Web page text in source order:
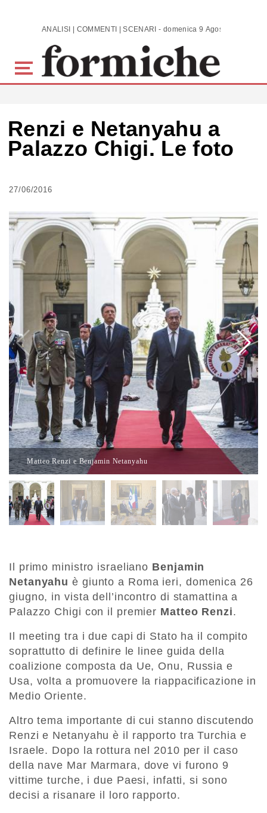
Skip to main content ANALISI | COMMENTI | SCENARI - domenica 9 Agosto 2026
Renzi e Netanyahu a
Palazzo Chigi. Le foto
27/06/2016
Matteo Renzi e Benjamin Netanyahu
Il primo ministro israeliano Benjamin
Netanyahu è giunto a Roma ieri, domenica 26
giugno, in vista dell’incontro di stamattina a
Palazzo Chigi con il premier Matteo Renzi.
Il meeting tra i due capi di Stato ha il compito
soprattutto di definire le linee guida della
coalizione composta da Ue, Onu, Russia e
Usa, volta a promuovere la riappacificazione in
Medio Oriente.
Altro tema importante di cui stanno discutendo
Renzi e Netanyahu è il rapporto tra Turchia e
Israele. Dopo la rottura nel 2010 per il caso
della nave Mar Marmara, dove vi furono 9
vittime turche, i due Paesi, infatti, si sono
decisi a risanare il loro rapporto.